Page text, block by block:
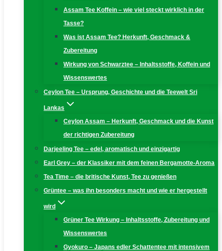
Assam Tee Koffein – wie viel steckt wirklich in der
Tasse?
Was ist Assam Tee? Herkunft, Geschmack &
Zubereitung
Wirkung von Schwarztee – Inhaltsstoffe, Koffein und
Wissenswertes
Ceylon Tee – Ursprung, Geschichte und die Teewelt Sri
Lankas
Ceylon Assam – Herkunft, Geschmack und die Kunst
der richtigen Zubereitung
Darjeeling Tee – edel, aromatisch und einzigartig
Earl Grey – der Klassiker mit dem feinen Bergamotte-Aroma
Tea Time – die britische Kunst, Tee zu genießen
Grüntee – was ihn besonders macht und wie er hergestellt
wird
Grüner Tee Wirkung – Inhaltsstoffe, Zubereitung und
Wissenswertes
Gyokuro – Japans edler Schattentee mit intensivem